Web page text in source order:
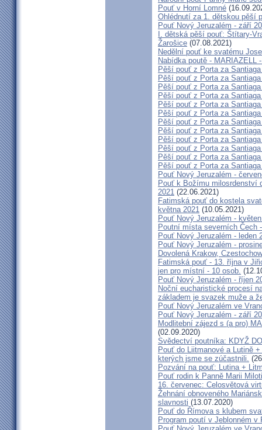
Pouť v Horní Lomné
Ohlédnutí za 1. dětskou pěší
Pouť Nový Jeruzalém - září
I. dětská pěší pouť: Štítary-
Žarošice (07.08.2021)
Nedělní pouť ke svatému
Nabídka poutě - MARIAZELL
Pěší pouť z Porta za
Pěší pouť z Porta za
Pěší pouť z Porta za
Pěší pouť z Porta za
Pěší pouť z Porta za
Pěší pouť z Porta za
Pěší pouť z Porta za
Pěší pouť z Porta za
Pěší pouť z Porta za
Pěší pouť z Porta za
Pěší pouť z Porta za
Pěší pouť z Porta za
Pouť Nový Jeruzalém -
Pouť k Božímu milosrdenství
2021 (22.06.2021)
Fatimská pouť do kostela
května 2021 (10.05.2021)
Pouť Nový Jeruzalém -
Poutní místa severních Čech
Pouť Nový Jeruzalém - leden
Pouť Nový Jeruzalém -
Dovolená Krakow,
Fatimská pouť - 13. října v
jen pro místní - 10 osob.
Pouť Nový Jeruzalém - říjen
Noční eucharistické procesí
základem je svazek muže a
Pouť Nový Jeruzalém ve
Pouť Nový Jeruzalém - září
Modlitební zájezd s (a pro)
(02.09.2020)
Svědectví poutníka: KDYŽ
Pouť do Liitmanové a Lutině
kterých jsme se zúčastnili.
Pozvání na pouť: Lutina +
Pouť rodin k Panně Marii
16. červenec: Celosvětová
Žehnání obnoveného
slavnosti (13.07.2020)
Pouť do Římova s klubem
Program poutí v Jeblonném v